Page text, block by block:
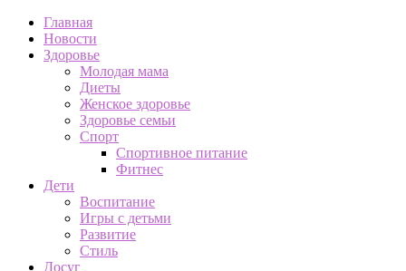
Главная
Новости
Здоровье
Молодая мама
Диеты
Женское здоровье
Здоровье семьи
Спорт
Спортивное питание
Фитнес
Дети
Воспитание
Игры с детьми
Развитие
Стиль
Досуг